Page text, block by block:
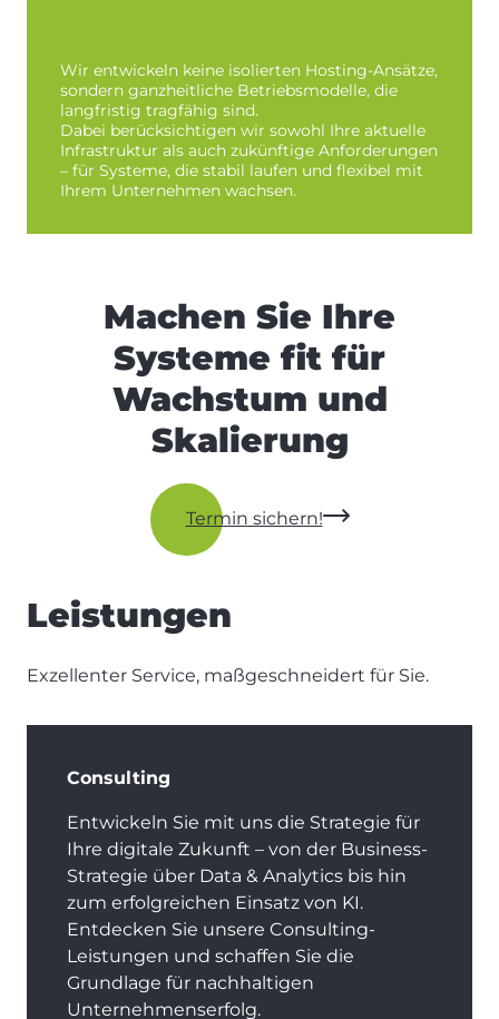
Wir entwickeln keine isolierten Hosting-Ansätze,
sondern ganzheitliche Betriebsmodelle, die
langfristig tragfähig sind.
Dabei berücksichtigen wir sowohl Ihre aktuelle
Infrastruktur als auch zukünftige Anforderungen
– für Systeme, die stabil laufen und flexibel mit
Ihrem Unternehmen wachsen.
Machen Sie Ihre
Systeme fit für
Wachstum und
Skalierung
Termin sichern!
Leistungen
Exzellenter Service, maßgeschneidert für Sie.
Consulting
Entwickeln Sie mit uns die Strategie für
Ihre digitale Zukunft – von der Business-
Strategie über Data & Analytics bis hin
zum erfolgreichen Einsatz von KI.
Entdecken Sie unsere Consulting-
Leistungen und schaffen Sie die
Grundlage für nachhaltigen
Unternehmenserfolg.